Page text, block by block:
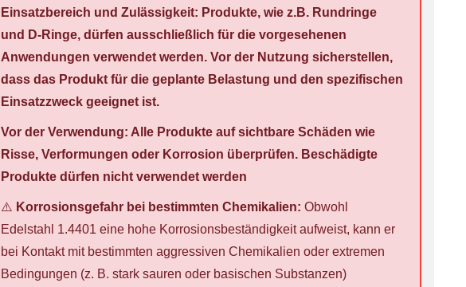
Einsatzbereich und Zulässigkeit: Produkte, wie z.B. Rundringe
und D-Ringe, dürfen ausschließlich für die vorgesehenen
Anwendungen verwendet werden. Vor der Nutzung sicherstellen,
dass das Produkt für die geplante Belastung und den spezifischen
Einsatzzweck geeignet ist.
Vor der Verwendung: Alle Produkte auf sichtbare Schäden wie
Risse, Verformungen oder Korrosion überprüfen. Beschädigte
Produkte dürfen nicht verwendet werden
⚠️ Korrosionsgefahr bei bestimmten Chemikalien: Obwohl
Edelstahl 1.4401 eine hohe Korrosionsbeständigkeit aufweist, kann er
bei Kontakt mit bestimmten aggressiven Chemikalien oder extremen
Bedingungen (z. B. stark sauren oder basischen Substanzen)